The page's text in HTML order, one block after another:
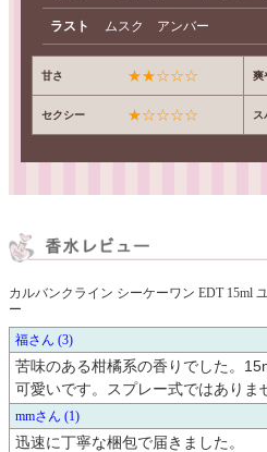
ラスト ムスク アンバー
甘さ ★★☆☆☆ 爽
セクシー ★☆☆☆☆ ス
カルバンクライン シーケーワン EDT 15ml
ー
福
3
苦味のある柑橘系の香りでした。
可愛いです。スプレー式ではありま
mm 1
迅速に丁寧な梱包で届きました。